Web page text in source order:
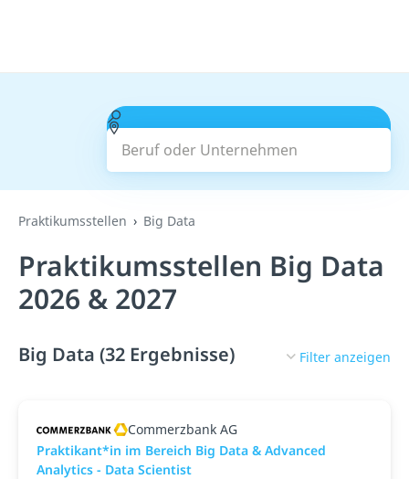
Beruf oder Unternehmen
Suchen
Praktikumsstellen Big Data
Praktikumsstellen Big Data
2026 & 2027
Big Data (32 Ergebnisse) Filter anzeigen
Commerzbank AG
Praktikant*in im Bereich Big Data & Advanced
Analytics - Data Scientist